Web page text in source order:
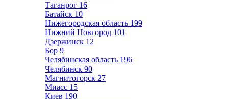
Таганрог 16
Батайск 10
Нижегородская область 199
Нижний Новгород 101
Дзержинск 12
Бор 9
Челябинская область 196
Челябинск 90
Магнитогорск 27
Миасс 15
Киев 190